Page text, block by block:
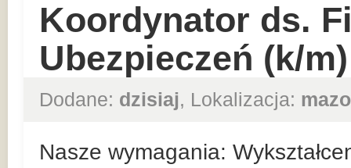
Koordynator ds.
Ubezpieczeń (k/m)
Dodane: dzisiaj, Lokalizacja:
Nasze wymagania: